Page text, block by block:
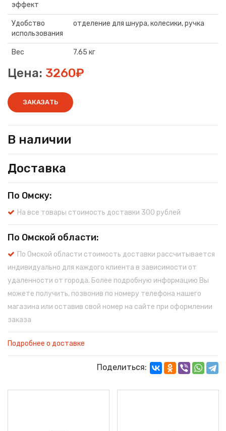
эффект
Удобство
использования
отделение для шнура, колесики, ручка
Вес 7.65 кг
Цена: 3260₽
ЗАКАЗАТЬ
В наличии
Доставка
По Омску:
На все товары стоимость доставки 300 рублей
По Омской области:
По Омской области стоимость доставки рассчитывается
индивидуально для каждого клиента в зависимости от
удаленности от города. Более подробную информацию Вы
можете получить, позвонив по номеру телефона нашего
магазина или оставив свой номер на сайте при оформлении
заказа
Подробнее о доставке
Поделиться: